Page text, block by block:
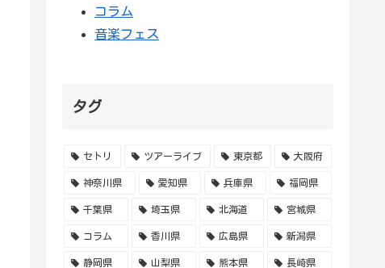
コラム
音楽フェス
タグ
セトリ ツアーライブ 東京都 大阪府
神奈川県 愛知県 兵庫県 福岡県
千葉県 埼玉県 北海道 宮城県
コラム 香川県 広島県 新潟県
静岡県 山梨県 熊本県 長崎県